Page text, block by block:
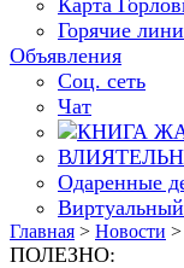
Карта
Горячие
Объявления
Соц. сеть
Чат
Одаренные
Главная > Новости >
ПОЛЕЗНО: